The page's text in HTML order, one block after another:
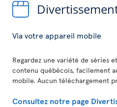
Via votre appareil mobile
Regardez une variété de séries
contenu québécois, facilement
mobile. Aucun téléchargement
Consultez notre page